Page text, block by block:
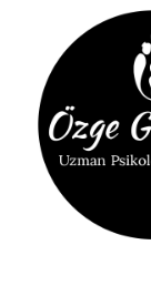
content